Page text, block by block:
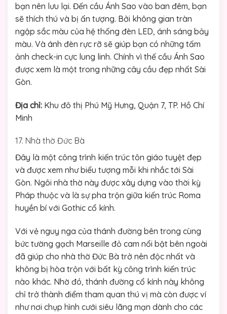
bạn nên lưu lại. Đến cầu Ánh Sao vào ban đêm, bạn
sẽ thích thú và bị ấn tượng. Bởi không gian tràn
ngập sắc màu của hệ thống đèn LED, ánh sáng bảy
màu. Và ánh đèn rực rỡ sẽ giúp bạn có những tấm
ảnh check-in cực lung linh. Chính vì thế cầu Ánh Sao
được xem là một trong những cây cầu đẹp nhất Sài
Gòn.
Địa chỉ: Khu đô thị Phú Mỹ Hưng, Quận 7, TP. Hồ Chí
Minh
17. Nhà thờ Đức Bà
Đây là một công trình kiến trúc tôn giáo tuyệt đẹp
và được xem như biểu tượng mỗi khi nhắc tới Sài
Gòn. Ngôi nhà thờ này được xây dựng vào thời kỳ
Pháp thuộc và là sự pha trộn giữa kiến trúc Roma
huyền bí với Gothic cổ kính.
Với vẻ nguy nga của thánh đường bên trong cùng
bức tường gạch Marseille đỏ cam nổi bật bên ngoài
đã giúp cho nhà thờ Đức Bà trở nên độc nhất và
không bị hòa trộn với bất kỳ công trình kiến trúc
nào khác. Nhờ đó, thánh đường cổ kính này không
chỉ trở thành điểm tham quan thú vị mà còn được ví
như nơi chụp hình cưới siêu lãng mạn dành cho các